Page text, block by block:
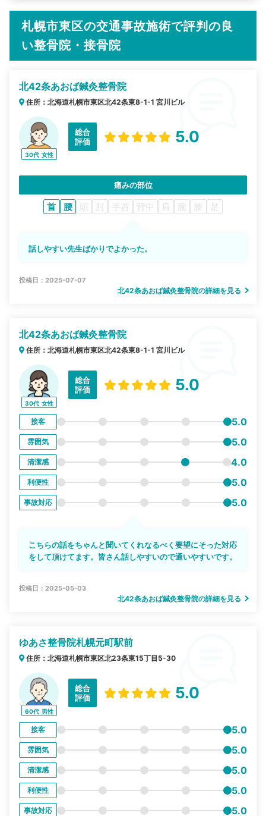
札幌市東区の交通事故施術で評判の良
い整骨院・接骨院
北42条あおば鍼灸整骨院
住所：北海道札幌市東区北42条東8-1-1 宮川ビル
30代 女性
総合
評価
5.0
痛みの部位
首 腰 頭 肘 手首 背中 肩 腕 膝 足
話しやすい先生ばかりでよかった。
投稿日：2025-07-07
北42条あおば鍼灸整骨院の詳細を見る
北42条あおば鍼灸整骨院
住所：北海道札幌市東区北42条東8-1-1 宮川ビル
30代 女性
総合
評価
5.0
接客 5.0
雰囲気 5.0
清潔感 4.0
利便性 5.0
事故対応 5.0
こちらの話をちゃんと聞いてくれなるべく要望にそった対応
をして頂けてます。皆さん話しやすいので通いやすいです。
投稿日：2025-05-03
北42条あおば鍼灸整骨院の詳細を見る
ゆあさ整骨院札幌元町駅前
住所：北海道札幌市東区北23条東15丁目5-30
60代 男性
総合
評価
5.0
接客 5.0
雰囲気 5.0
清潔感 5.0
利便性 5.0
事故対応 5.0